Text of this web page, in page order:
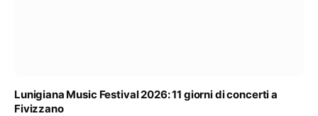
Lunigiana Music Festival 2026: 11 giorni di concerti a
Fivizzano